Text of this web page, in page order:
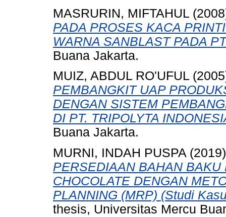
MASRURIN, MIFTAHUL
PADA PROSES KACA
WARNA SANBLAST PADA
Buana Jakarta.
MUIZ, ABDUL RO'UFUL
PEMBANGKIT UAP
DENGAN SISTEM
DI PT. TRIPOLYTA
Buana Jakarta.
MURNI, INDAH PUSPA
PERSEDIAAN BAHAN
CHOCOLATE DENGAN
PLANNING (MRP) (Studi
thesis, Universitas Mercu